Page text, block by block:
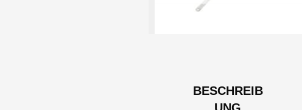
BESCHREIB